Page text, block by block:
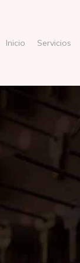
Inicio Servicios